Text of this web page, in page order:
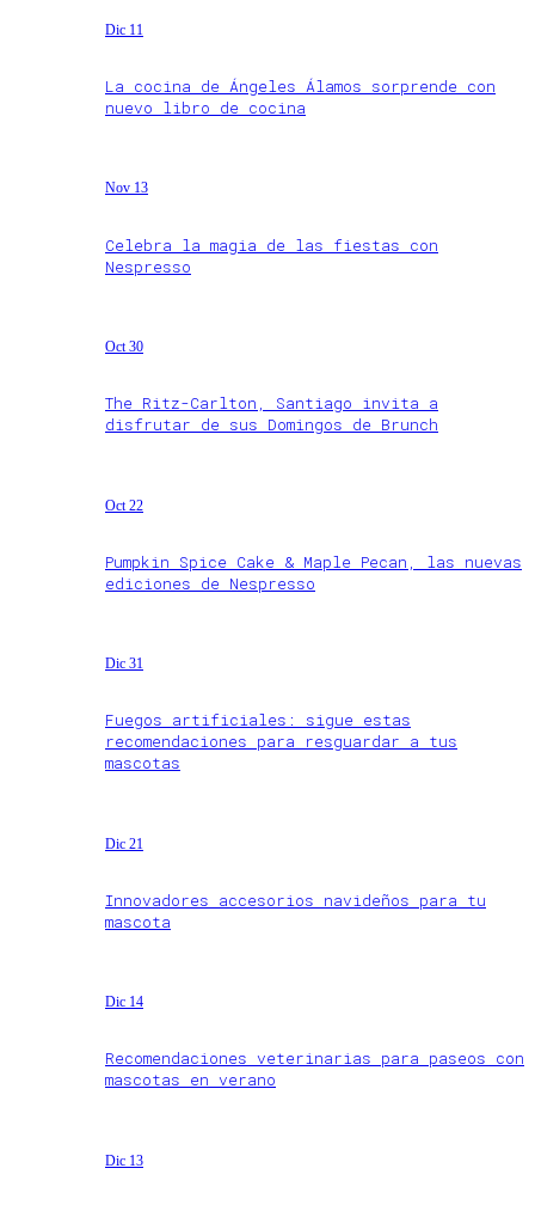
Dic 11
La cocina de Ángeles Álamos sorprende con
nuevo libro de cocina
Nov 13
Celebra la magia de las fiestas con
Nespresso
Oct 30
The Ritz-Carlton, Santiago invita a
disfrutar de sus Domingos de Brunch
Oct 22
Pumpkin Spice Cake & Maple Pecan, las nuevas
ediciones de Nespresso
Dic 31
Fuegos artificiales: sigue estas
recomendaciones para resguardar a tus
mascotas
Dic 21
Innovadores accesorios navideños para tu
mascota
Dic 14
Recomendaciones veterinarias para paseos con
mascotas en verano
Dic 13